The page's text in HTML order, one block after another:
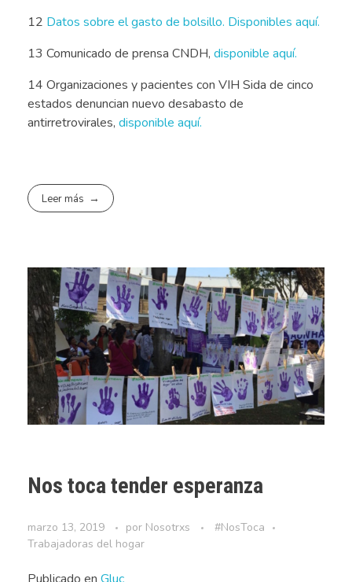
12 Datos sobre el gasto de bolsillo. Disponibles aquí.
13 Comunicado de prensa CNDH, disponible aquí.
14 Organizaciones y pacientes con VIH Sida de cinco
estados denuncian nuevo desabasto de
antirretrovirales, disponible aquí.
Leer más
Nos toca tender esperanza
marzo 13, 2019 por Nosotrxs
#NosToca
Trabajadoras del hogar